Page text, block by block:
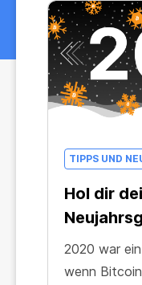
TIPPS UND
Hol dir
2020 war
wenn